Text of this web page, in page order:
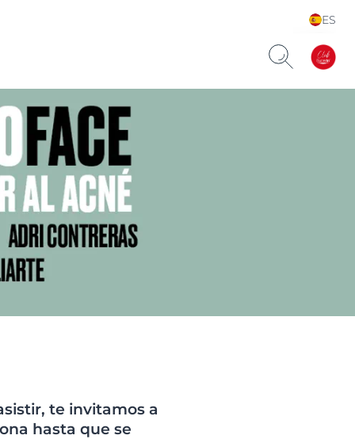
ES
Choose your Language &
Country
te invitamos a
hasta que se